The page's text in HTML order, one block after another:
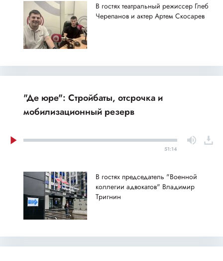
В гостях театральный режиссер Глеб
Черепанов и актер Артем Скосарев
"Де юре": Стройбаты, отсрочка и
мобилизационный резерв
51:14
В гостях председатель "Военной
коллегии адвокатов" Владимир
Тригнин